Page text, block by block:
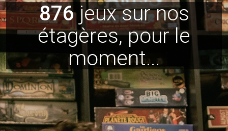
876jeux sur nos
étagères, pour le
moment...